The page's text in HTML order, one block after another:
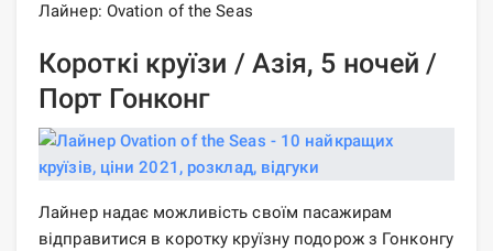
Лайнер: Ovation of the Seas
Короткі круїзи / Азія, 5 ночей /
Порт Гонконг
Лайнер надає можливість своїм пасажирам
відправитися в коротку круїзну подорож з Гонконгу